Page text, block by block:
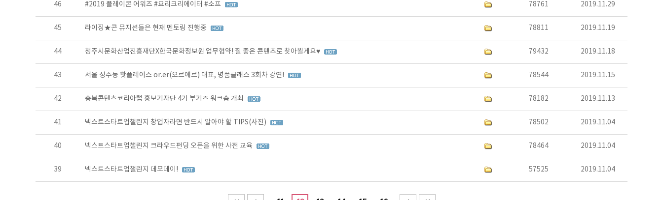
46 #2019 플레이콘 어워즈 #요리크리에이터 #소프 78761 2019.11.29
45 라이징★콘 뮤지션들은 현재 멘토링 진행중 78811 2019.11.19
44 청주시문화산업진흥재단X한국문화정보원 업무협약! 질 좋은 콘텐츠로 찾아뵐게요♥ 79432 2019.11.18
43 서울 성수동 핫플레이스 or.er(오르에르) 대표, 명품클래스 3회차 강연! 78544 2019.11.15
42 충북콘텐츠코리아랩 홍보기자단 4기 부기즈 워크숍 개최 78182 2019.11.13
41 넥스트스타트업챌린지 창업자라면 반드시 알아야 할 TIPS(사진) 78502 2019.11.04
40 넥스트스타트업챌린지 크라우드펀딩 오픈을 위한 사전 교육 78464 2019.11.04
39 넥스트스타트업챌린지 데모데이! 57525 2019.11.04